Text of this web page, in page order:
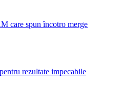
care spun încotro merge
rezultate impecabile